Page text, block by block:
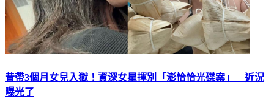
昔帶3個月女兒入獄！資深女星揮別「澎恰恰光碟案」 近況
曝光了